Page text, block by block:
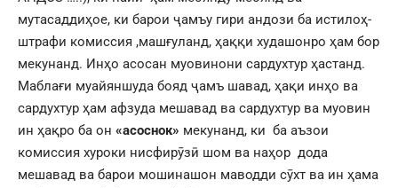
мутасаддиҳое, ки барои ҷамъу гири андози ба истилоҳ-
штрафи комиссия ,машғуланд, ҳаққи худашонро ҳам бор
мекунанд. Инҳо асосан муовинони сардухтур ҳастанд.
Маблағи муайяншуда бояд ҷамъ шавад, ҳақи инҳо ва
сардухтур ҳам афзуда мешавад ва сардухтур ва муовин
ин ҳақро ба он «асоснок» мекунанд, ки ба аъзои
комиссия хуроки нисфирӯзӣ шом ва наҳор дода
мешавад ва барои мошинашон маводди сӯхт ва ин ҳама